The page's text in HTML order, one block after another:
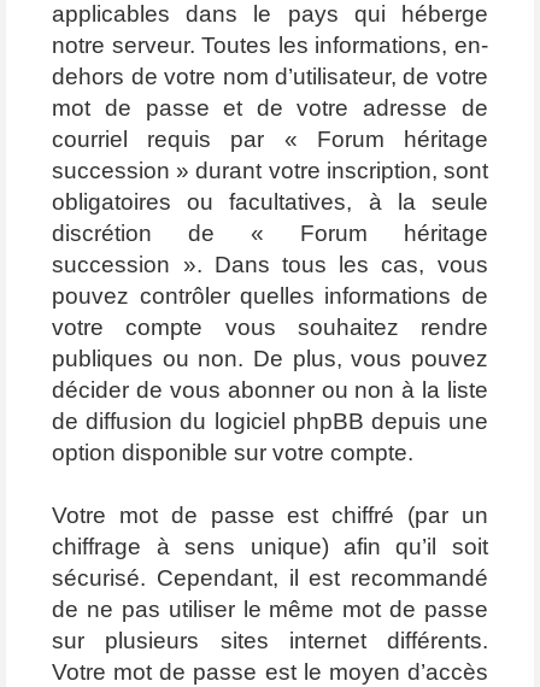
applicables dans le pays qui héberge
notre serveur. Toutes les informations, en-
dehors de votre nom d’utilisateur, de votre
mot de passe et de votre adresse de
courriel requis par « Forum héritage
succession » durant votre inscription, sont
obligatoires ou facultatives, à la seule
discrétion de « Forum héritage
succession ». Dans tous les cas, vous
pouvez contrôler quelles informations de
votre compte vous souhaitez rendre
publiques ou non. De plus, vous pouvez
décider de vous abonner ou non à la liste
de diffusion du logiciel phpBB depuis une
option disponible sur votre compte.
Votre mot de passe est chiffré (par un
chiffrage à sens unique) afin qu’il soit
sécurisé. Cependant, il est recommandé
de ne pas utiliser le même mot de passe
sur plusieurs sites internet différents.
Votre mot de passe est le moyen d’accès